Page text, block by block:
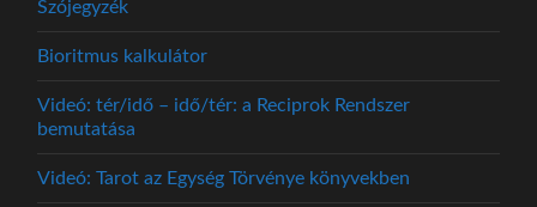
Szójegyzék
Bioritmus kalkulátor
Videó: tér/idő – idő/tér: a Reciprok Rendszer
bemutatása
Videó: Tarot az Egység Törvénye könyvekben